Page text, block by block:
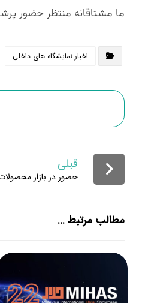
ما مشتاقانه منتظر حضور
اخبار نمایشگاه های داخلی
قبلی
حضور در بازار
مطالب مرتبط ...